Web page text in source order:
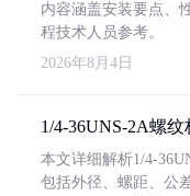
内容涵盖安装要点、
程技术人员参考。
2026年8月4日
1/4-36UNS-2A螺
本文详细解析1/4-
包括外径、螺距、公